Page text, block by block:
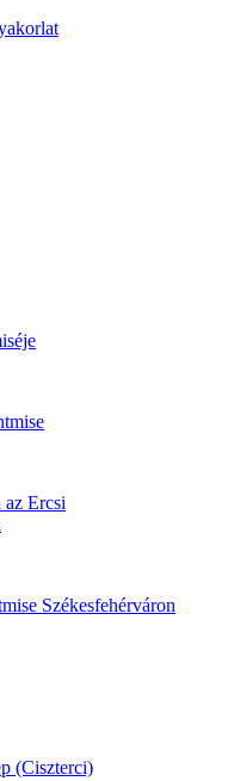
az Ercsi
Székesfehérváron
(Ciszterci)